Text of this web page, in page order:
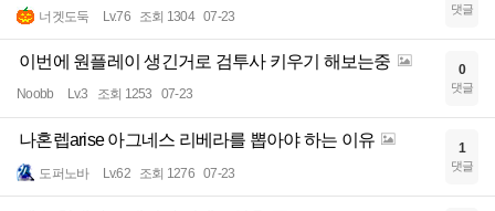
너겟도둑 Lv.76 조회 1304 07-23 댓글
이번에 원플레이 생긴거로 검투사 키우기 해보는중
Noobb Lv.3 조회 1253 07-23
0
댓글
나혼렙arise 아그네스 리베라를 뽑아야 하는 이유
도퍼노바 Lv.62 조회 1276 07-23
1
댓글